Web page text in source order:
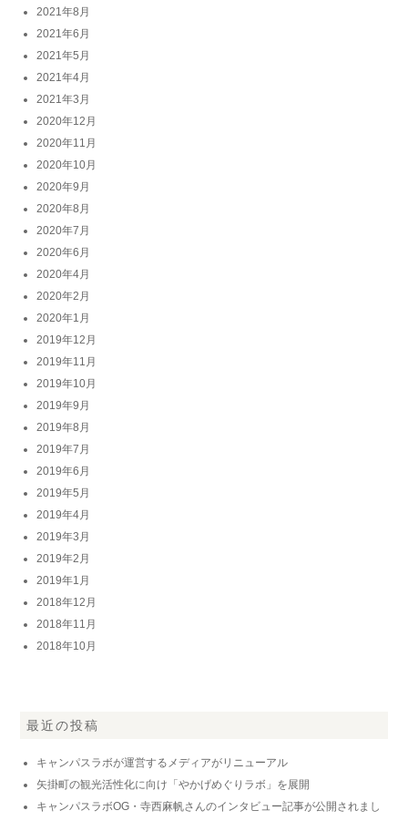
2021年8月
2021年6月
2021年5月
2021年4月
2021年3月
2020年12月
2020年11月
2020年10月
2020年9月
2020年8月
2020年7月
2020年6月
2020年4月
2020年2月
2020年1月
2019年12月
2019年11月
2019年10月
2019年9月
2019年8月
2019年7月
2019年6月
2019年5月
2019年4月
2019年3月
2019年2月
2019年1月
2018年12月
2018年11月
2018年10月
最近の投稿
キャンパスラボが運営するメディアがリニューアル
矢掛町の観光活性化に向け「やかげめぐりラボ」を展開
キャンパスラボOG・寺西麻帆さんのインタビュー記事が公開されまし